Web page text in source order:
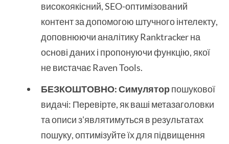
високоякісний, SEO-оптимізований
контент за допомогою штучного інтелекту,
доповнюючи аналітику Ranktracker на
основі даних і пропонуючи функцію, якої
не вистачає Raven Tools.
БЕЗКОШТОВНО: Симуляторпошукової
видачі: Перевірте, як ваші метазаголовки
та описи з'являтимуться в результатах
пошуку, оптимізуйте їх для підвищення